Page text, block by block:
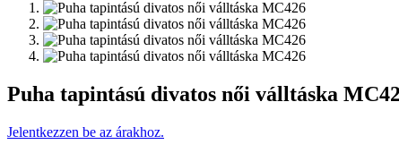
Puha tapintású divatos női válltáska
Jelentkezzen be az árakhoz.